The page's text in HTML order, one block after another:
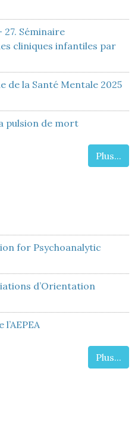
Séminaire
cliniques infantiles par
de la Santé Mentale 2025
pulsion de mort
Plus...
for Psychoanalytic
d’Orientation
Plus...